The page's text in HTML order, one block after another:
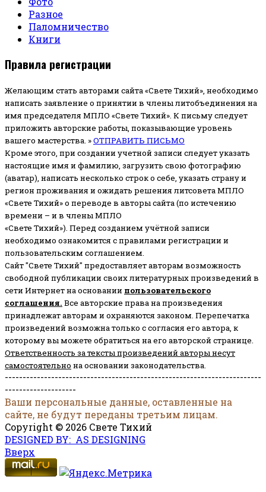
Разное
Паломничество
Книги
Правила регистрации
Желающим стать авторами сайта «Свете Тихий», необходимо
написать заявление о принятии в члены литобъединения на
имя председателя МПЛО «Свете Тихий». К письму следует
приложить авторские работы, показывающие уровень
вашего мастерства. »ОТПРАВИТЬ ПИСЬМО
Кроме этого, при создании учетной записи следует указать
настоящие имя и фамилию, загрузить свою фотографию
(аватар), написать несколько строк о себе, указать страну и
регион проживания и ожидать решения литсовета МПЛО
«Свете Тихий» о переводе в авторы сайта (по истечению
времени – и в члены МПЛО
«Свете Тихий»). Перед созданием учётной записи
необходимо ознакомится с правилами регистрации и
пользовательским соглашением.
Сайт "Свете Тихий" предоставляет авторам возможность
свободной публикации своих литературных произведений в
сети Интернет на основании пользовательского
соглашения. Все авторские права на произведения
принадлежат авторам и охраняются законом. Перепечатка
произведений возможна только с согласия его автора, к
которому вы можете обратиться на его авторской странице.
Ответственность за тексты произведений авторы несут
самостоятельно на основании законодательства.
------------------------------------------------------------------------
--------------------
Ваши персональные данные, оставленные на
сайте, не будут переданы третьим лицам.
Copyright © 2026 Свете Тихий
DESIGNED BY: AS DESIGNING
Вверх